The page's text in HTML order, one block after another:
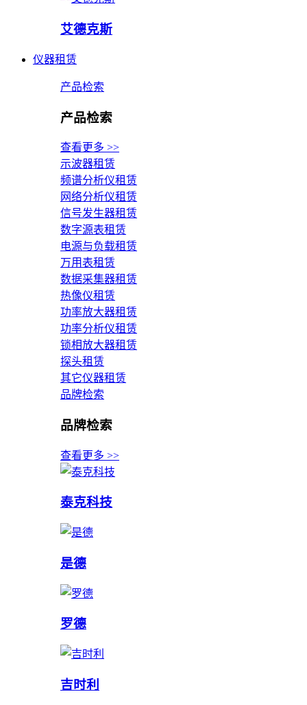
艾德克斯
仪器租赁
产品检索
产品检索
查看更多 >>
示波器租赁
频谱分析仪租赁
网络分析仪租赁
信号发生器租赁
数字源表租赁
电源与负载租赁
万用表租赁
数据采集器租赁
热像仪租赁
功率放大器租赁
功率分析仪租赁
锁相放大器租赁
探头租赁
其它仪器租赁
品牌检索
品牌检索
查看更多 >>
泰克科技
是德
罗德
吉时利